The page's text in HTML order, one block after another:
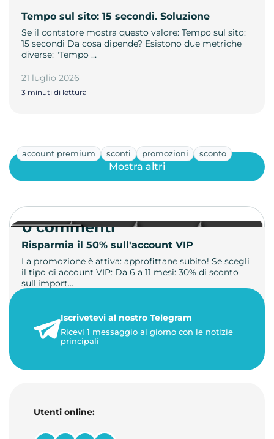
Tempo sul sito: 15 secondi. Soluzione
Se il contatore mostra questo valore: Tempo sul sito:
15 secondi Da cosa dipende? Esistono due metriche
diverse: "Tempo …
21 luglio 2026
3 minuti di lettura
account premium sconti promozioni sconto
Risparmia il 50% sull'account VIP
La promozione è attiva: approfittane subito! Se scegli
il tipo di account VIP: Da 6 a 11 mesi: 30% di sconto
sull'import…
1 minuto di lettura
Mostra altri
0 commenti
Iscrivetevi al nostro Telegram
Ricevi 1 messaggio al giorno con le notizie
principali
Utenti online: